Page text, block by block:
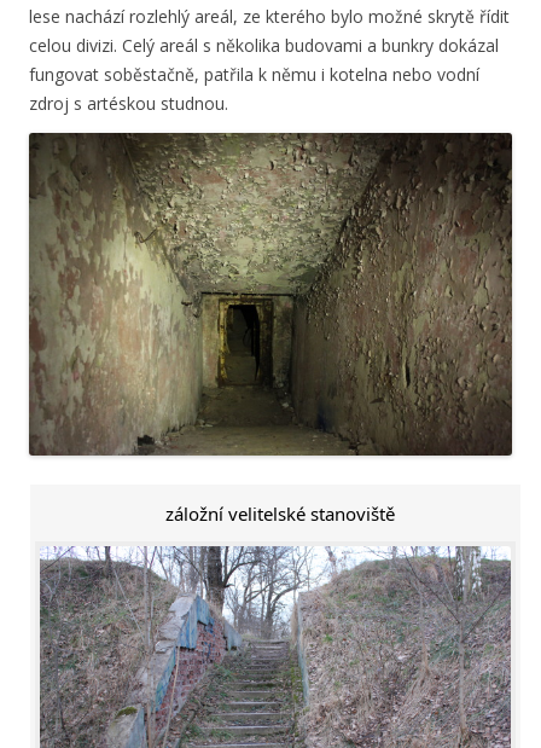
lese nachází rozlehlý areál, ze kterého bylo možné skrytě řídit
celou divizi. Celý areál s několika budovami a bunkry dokázal
fungovat soběstačně, patřila k němu i kotelna nebo vodní
zdroj s artéskou studnou.
záložní velitelské stanoviště